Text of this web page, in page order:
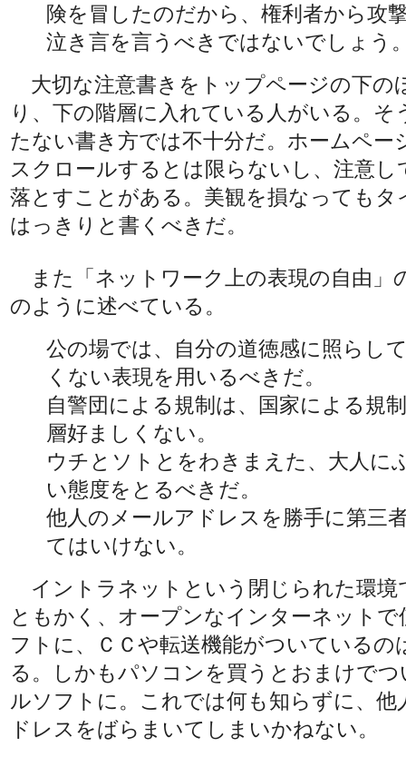
険を冒したのだから、権利者から攻
泣き言を言うべきではないでしょう
大切な注意書きをトップページの下の
り、下の階層に入れている人がいる。そ
たない書き方では不十分だ。ホームペー
スクロールするとは限らないし、注意し
落とすことがある。美観を損なってもタ
はっきりと書くべきだ。
また「ネットワーク上の表現の自由」
のように述べている。
公の場では、自分の道徳感に照らし
くない表現を用いるべきだ。
自警団による規制は、国家による規
層好ましくない。
ウチとソトとをわきまえた、大人に
い態度をとるべきだ。
他人のメールアドレスを勝手に第三
てはいけない。
イントラネットという閉じられた環境
ともかく、オープンなインターネットで
フトに、ＣＣや転送機能がついているの
る。しかもパソコンを買うとおまけで
ルソフトに。これでは何も知らずに、他
ドレスをばらまいてしまいかねない。